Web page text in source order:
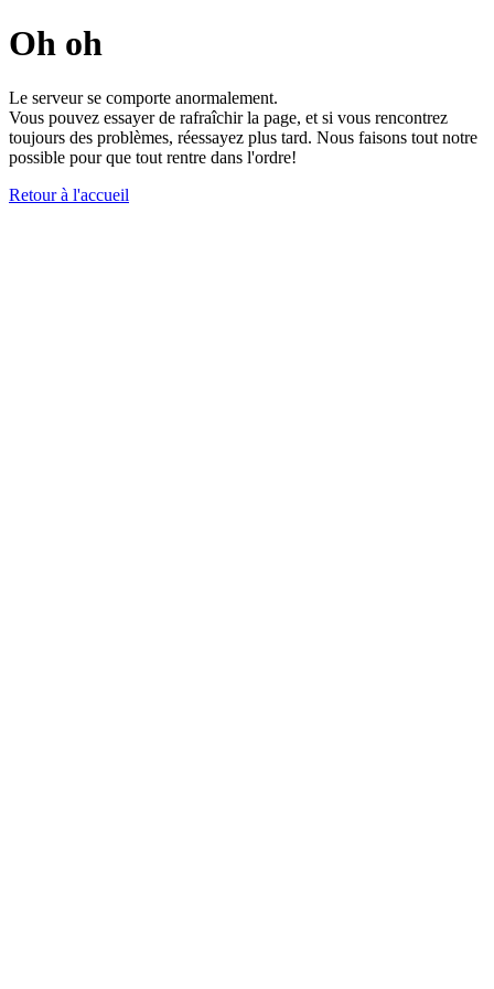
Oh oh
Le serveur se comporte anormalement.
Vous pouvez essayer de rafraîchir la page, et si vous rencontrez
toujours des problèmes, réessayez plus tard. Nous faisons tout notre
possible pour que tout rentre dans l'ordre!
Retour à l'accueil